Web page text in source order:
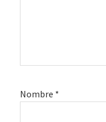
Nombre *